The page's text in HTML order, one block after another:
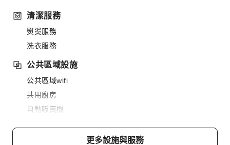
清潔服務
熨燙服務
洗衣服務
公共區域設施
公共區域wifi
共用廚房
自動販賣機
更多設施與服務